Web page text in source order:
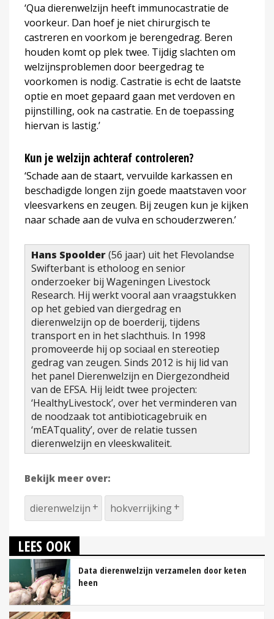
‘Qua dierenwelzijn heeft immunocastratie de
voorkeur. Dan hoef je niet chirurgisch te
castreren en voorkom je berengedrag. Beren
houden komt op plek twee. Tijdig slachten om
welzijnsproblemen door beergedrag te
voorkomen is nodig. Castratie is echt de laatste
optie en moet gepaard gaan met verdoven en
pijnstilling, ook na castratie. En de toepassing
hiervan is lastig.’
Kun je welzijn achteraf controleren?
‘Schade aan de staart, vervuilde karkassen en
beschadigde longen zijn goede maatstaven voor
vleesvarkens en zeugen. Bij zeugen kun je kijken
naar schade aan de vulva en schouderzweren.’
Hans Spoolder(56 jaar) uit het Flevolandse
Swifterbant is etholoog en senior
onderzoeker bij Wageningen Livestock
Research. Hij werkt vooral aan vraagstukken
op het gebied van diergedrag en
dierenwelzijn op de boerderij, tijdens
transport en in het slachthuis. In 1998
promoveerde hij op sociaal en stereotiep
gedrag van zeugen. Sinds 2012 is hij lid van
het panel Dierenwelzijn en Diergezondheid
van de EFSA. Hij leidt twee projecten:
‘HealthyLivestock’, over het verminderen van
de noodzaak tot antibioticagebruik en
‘mEATquality’, over de relatie tussen
dierenwelzijn en vleeskwaliteit.
Bekijk meer over:
dierenwelzijn hokverrijking
LEES OOK
Data dierenwelzijn verzamelen door keten
heen